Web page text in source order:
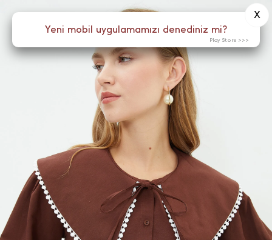
Menü
Yeni mobil uygulamamızı denediniz mi?
X
Play Store >>>